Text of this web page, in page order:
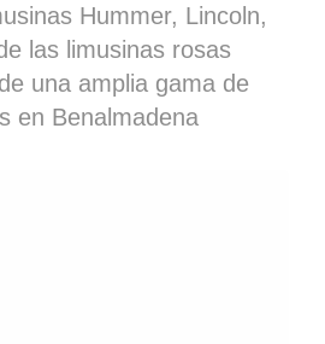
Hummer, Lincoln,
las limusinas rosas
una amplia gama de
en Benalmadena